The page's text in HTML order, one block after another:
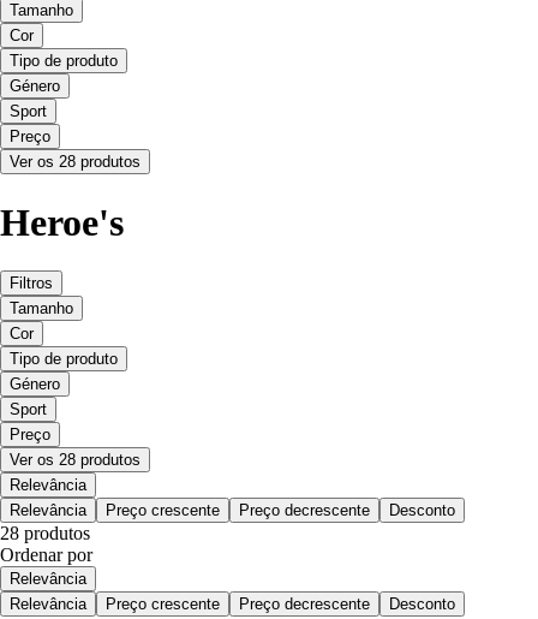
Tamanho
Cor
Tipo de produto
Género
Sport
Preço
Ver os 28 produtos
Heroe's
Filtros
Tamanho
Cor
Tipo de produto
Género
Sport
Preço
Ver os 28 produtos
Relevância
Relevância
Preço crescente Preço decrescente Desconto
28 produtos
Ordenar por
Relevância
Relevância
Preço crescente Preço decrescente Desconto